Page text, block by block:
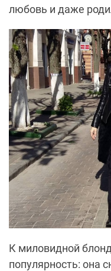
любовь и даже
К миловидной
популярность: она